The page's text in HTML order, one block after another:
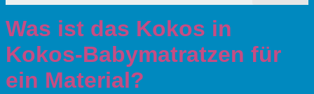
Was ist das Kokos in
Kokos-Babymatratzen für
ein Material?